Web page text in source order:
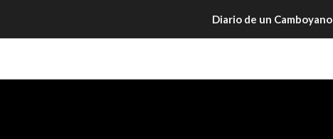
Diario de un Camboyano